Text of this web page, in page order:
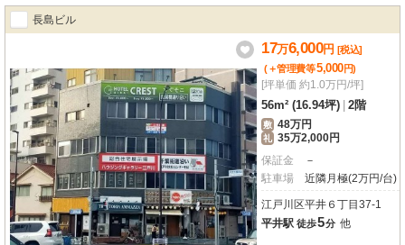
長島ビル
17万6,000円 [税込]
(＋管理費等5,000円)
[坪単価 約1.0万円/坪]
56m² (16.94坪) 2階
敷 48万円
礼 35万2,000円
保証金
－
駐車場
近隣月極(2万円/台)
江戸川区平井６丁目37-1
平井駅 徒歩5分 他